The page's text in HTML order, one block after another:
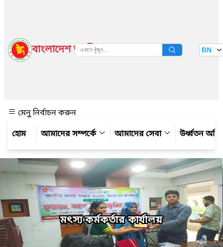
বাংলাদেশ জাতীয় তথ্য বাতায়ন BN
মেনু নির্বাচন করুন
আমাদের সম্পর্কে
আমাদের সেবা উর্ধ্বতন
মৎস্য কর্মকর্তার কার্যালয়